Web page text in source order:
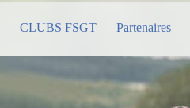
CLUBS FSGT Partenaires